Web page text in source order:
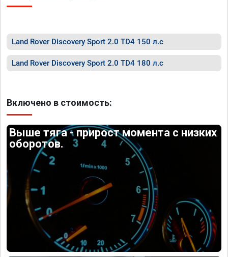
Land Rover Discovery Sport 2.0 TD4 150 л.с
Land Rover Discovery Sport 2.0 TD4 180 л.с
Включено в стоимость:
Выше тяга - прирост момента с низких
оборотов.